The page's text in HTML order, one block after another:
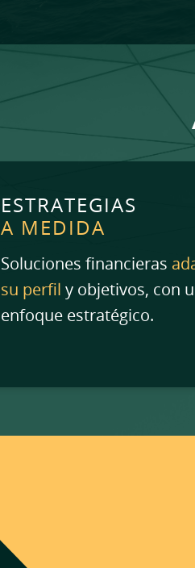
ESTRATEGIAS
A MEDIDA
Soluciones financieras
su perfil y objetivos, con
enfoque estratégico.